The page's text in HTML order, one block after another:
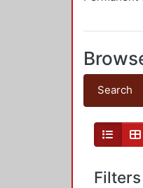
Search
Filters